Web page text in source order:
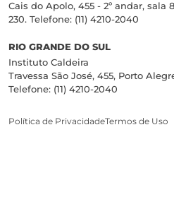
Cais do Apolo, 455 - 2º andar, sala
230. Telefone: (11) 4210-2040
RIO GRANDE DO SUL
Instituto Caldeira
Travessa São José, 455, Porto
Telefone: (11) 4210-2040
Política de PrivacidadeTermos de Uso